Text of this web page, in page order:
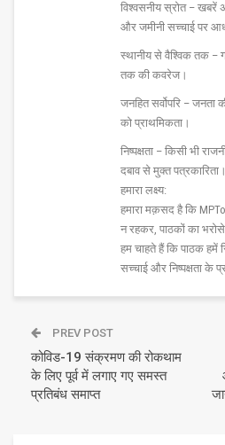
विश्वसनीय स्रोत – खबरें
और जमीनी सच्चाई पर
स्थानीय से वैश्विक तक –
तक की कवरेज।
जनहित सर्वोपरि –
को प्राथमिकता।
निष्पक्षता – किसी भी
दबाव से मुक्त पत्रकारिता।
हमारा लक्ष्य:
हमारा मक़सद है कि
न रहकर, पाठकों का
हम चाहते हैं कि पाठक हमें
सच्चाई और निष्पक्षता के
PREV POST
कोविड-19 संक्रमण की रोकथाम
के लिए पूर्व में लगाए गए समस्त
प्रतिबंध समाप्त